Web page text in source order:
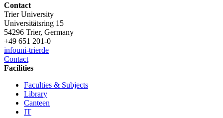
Contact
Trier University
Universitätsring 15
54296 Trier, Germany
+49 651 201-0
infouni-trierde
Contact
Facilities
Faculties & Subjects
Library
Canteen
IT